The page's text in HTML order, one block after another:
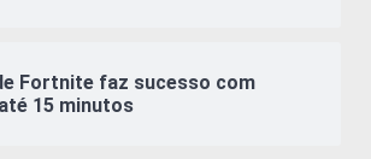
Fortnite faz sucesso com
15 minutos